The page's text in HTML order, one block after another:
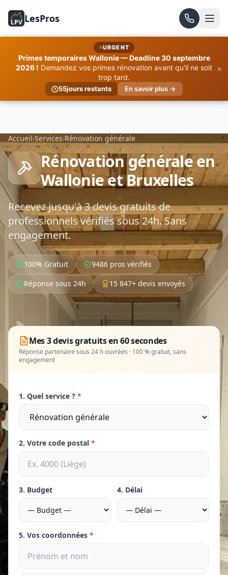
LPV LesPros
URGENT
Primes temporaires Wallonie — Deadline 30 septembre
2026 ! Demandez vos primes rénovation avant qu'il ne soit
trop tard.
55jours restants En savoir plus →
×
Accueil›Services›Rénovation générale
Rénovation générale en
Wallonie et Bruxelles
Recevez jusqu'à 3 devis gratuits de
professionnels vérifiés sous 24h. Sans
engagement.
100% Gratuit
9486 pros vérifiés
Réponse sous 24h
15 847+ devis envoyés
Mes 3 devis gratuits en 60 secondes
Réponse partenaire sous 24 h ouvrées · 100 % gratuit, sans
engagement
1. Quel service ? *
2. Votre code postal *
3. Budget 4. Délai
5. Vos coordonnées *